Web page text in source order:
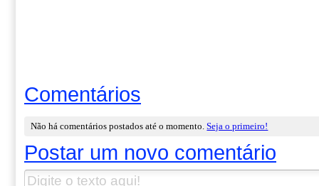
Comentários
Não há comentários postados até o momento.Seja o primeiro!
Postar um novo comentário